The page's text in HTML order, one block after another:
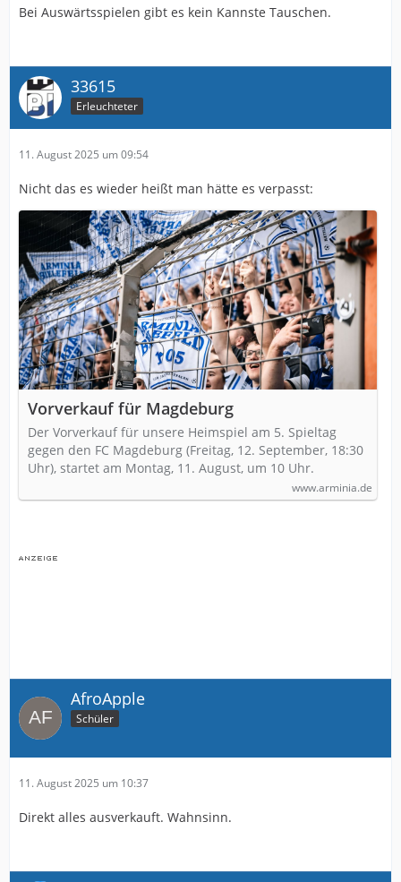
Bei Auswärtsspielen gibt es kein Kannste Tauschen.
33615
Erleuchteter
11. August 2025 um 09:54
Nicht das es wieder heißt man hätte es verpasst:
Vorverkauf für Magdeburg
Der Vorverkauf für unsere Heimspiel am 5. Spieltag
gegen den FC Magdeburg (Freitag, 12. September, 18:30
Uhr), startet am Montag, 11. August, um 10 Uhr.
www.arminia.de
AfroApple
Schüler
11. August 2025 um 10:37
Direkt alles ausverkauft. Wahnsinn.